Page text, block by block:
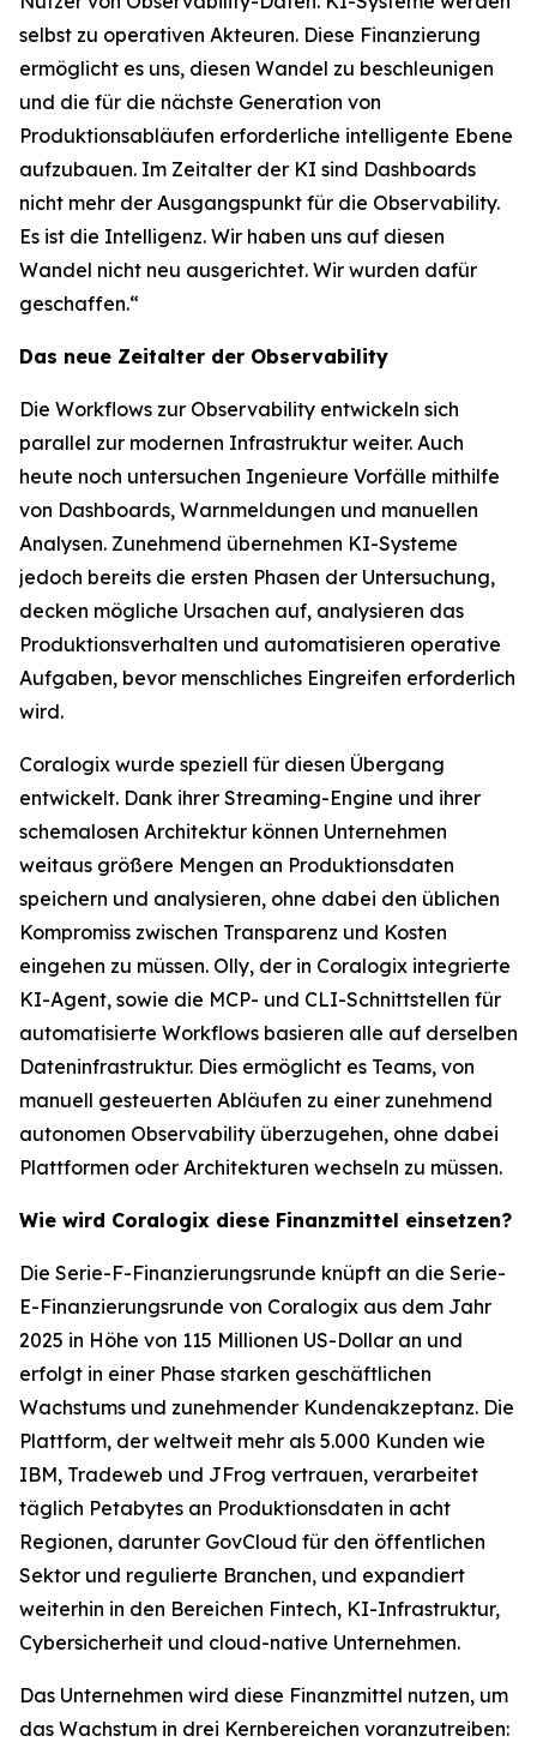
selbst zu operativen Akteuren. Diese Finanzierung
ermöglicht es uns, diesen Wandel zu beschleunigen
und die für die nächste Generation von
Produktionsabläufen erforderliche intelligente Ebene
aufzubauen. Im Zeitalter der KI sind Dashboards
nicht mehr der Ausgangspunkt für die Observability.
Es ist die Intelligenz. Wir haben uns auf diesen
Wandel nicht neu ausgerichtet. Wir wurden dafür
geschaffen.“
Das neue Zeitalter der Observability
Die Workflows zur Observability entwickeln sich
parallel zur modernen Infrastruktur weiter. Auch
heute noch untersuchen Ingenieure Vorfälle mithilfe
von Dashboards, Warnmeldungen und manuellen
Analysen. Zunehmend übernehmen KI-Systeme
jedoch bereits die ersten Phasen der Untersuchung,
decken mögliche Ursachen auf, analysieren das
Produktionsverhalten und automatisieren operative
Aufgaben, bevor menschliches Eingreifen erforderlich
wird.
Coralogix wurde speziell für diesen Übergang
entwickelt. Dank ihrer Streaming-Engine und ihrer
schemalosen Architektur können Unternehmen
weitaus größere Mengen an Produktionsdaten
speichern und analysieren, ohne dabei den üblichen
Kompromiss zwischen Transparenz und Kosten
eingehen zu müssen. Olly, der in Coralogix integrierte
KI-Agent, sowie die MCP- und CLI-Schnittstellen für
automatisierte Workflows basieren alle auf derselben
Dateninfrastruktur. Dies ermöglicht es Teams, von
manuell gesteuerten Abläufen zu einer zunehmend
autonomen Observability überzugehen, ohne dabei
Plattformen oder Architekturen wechseln zu müssen.
Wie wird Coralogix diese Finanzmittel einsetzen?
Die Serie-F-Finanzierungsrunde knüpft an die Serie-
E-Finanzierungsrunde von Coralogix aus dem Jahr
2025 in Höhe von 115 Millionen US-Dollar an und
erfolgt in einer Phase starken geschäftlichen
Wachstums und zunehmender Kundenakzeptanz. Die
Plattform, der weltweit mehr als 5.000 Kunden wie
IBM, Tradeweb und JFrog vertrauen, verarbeitet
täglich Petabytes an Produktionsdaten in acht
Regionen, darunter GovCloud für den öffentlichen
Sektor und regulierte Branchen, und expandiert
weiterhin in den Bereichen Fintech, KI-Infrastruktur,
Cybersicherheit und cloud-native Unternehmen.
Das Unternehmen wird diese Finanzmittel nutzen, um
das Wachstum in drei Kernbereichen voranzutreiben: